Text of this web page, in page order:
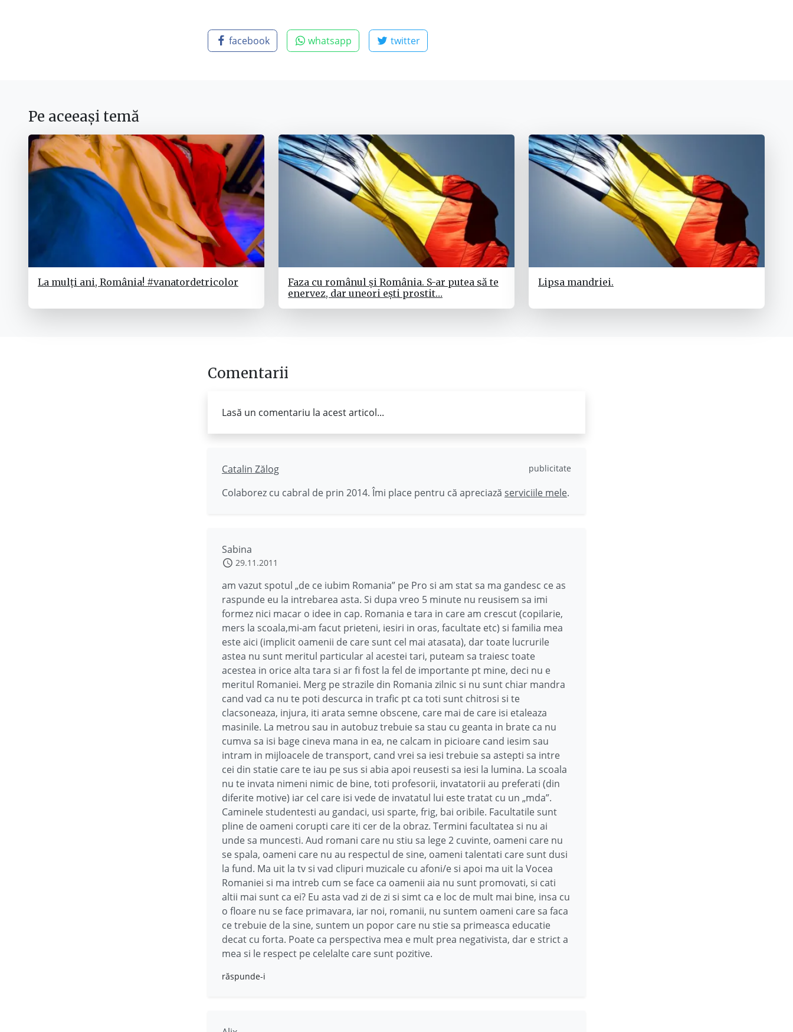
facebook whatsapp twitter
Pe aceeași temă
La mulți ani, România! #vanatordetricolor
Faza cu românul și România. S-ar putea să te
enervez, dar uneori ești prostit…
Lipsa mandriei.
Comentarii
Lasă un comentariu la acest articol...
Catalin Zălog publicitate
Colaborez cu cabral de prin 2014. Îmi place pentru că apreciază serviciile mele.
Sabina
29.11.2011
am vazut spotul „de ce iubim Romania” pe Pro si am stat sa ma gandesc ce as
raspunde eu la intrebarea asta. Si dupa vreo 5 minute nu reusisem sa imi
formez nici macar o idee in cap. Romania e tara in care am crescut (copilarie,
mers la scoala,mi-am facut prieteni, iesiri in oras, facultate etc) si familia mea
este aici (implicit oamenii de care sunt cel mai atasata), dar toate lucrurile
astea nu sunt meritul particular al acestei tari, puteam sa traiesc toate
acestea in orice alta tara si ar fi fost la fel de importante pt mine, deci nu e
meritul Romaniei. Merg pe strazile din Romania zilnic si nu sunt chiar mandra
cand vad ca nu te poti descurca in trafic pt ca toti sunt chitrosi si te
clacsoneaza, injura, iti arata semne obscene, care mai de care isi etaleaza
masinile. La metrou sau in autobuz trebuie sa stau cu geanta in brate ca nu
cumva sa isi bage cineva mana in ea, ne calcam in picioare cand iesim sau
intram in mijloacele de transport, cand vrei sa iesi trebuie sa astepti sa intre
cei din statie care te iau pe sus si abia apoi reusesti sa iesi la lumina. La scoala
nu te invata nimeni nimic de bine, toti profesorii, invatatorii au preferati (din
diferite motive) iar cel care isi vede de invatatul lui este tratat cu un „mda”.
Caminele studentesti au gandaci, usi sparte, frig, bai oribile. Facultatile sunt
pline de oameni corupti care iti cer de la obraz. Termini facultatea si nu ai
unde sa muncesti. Aud romani care nu stiu sa lege 2 cuvinte, oameni care nu
se spala, oameni care nu au respectul de sine, oameni talentati care sunt dusi
la fund. Ma uit la tv si vad clipuri muzicale cu afoni/e si apoi ma uit la Vocea
Romaniei si ma intreb cum se face ca oamenii aia nu sunt promovati, si cati
altii mai sunt ca ei? Eu asta vad zi de zi si simt ca e loc de mult mai bine, insa cu
o floare nu se face primavara, iar noi, romanii, nu suntem oameni care sa faca
ce trebuie de la sine, suntem un popor care nu stie sa primeasca educatie
decat cu forta. Poate ca perspectiva mea e mult prea negativista, dar e strict a
mea si le respect pe celelalte care sunt pozitive.
răspunde-i